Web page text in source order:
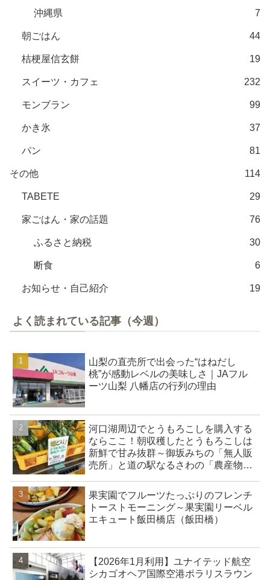
沖縄県 7
朝ごはん 44
桔梗屋信玄餅 19
スイーツ・カフェ 232
モンブラン 99
かき氷 37
パン 81
その他 114
TABETE 29
家ごはん・家の話題 76
ふるさと納税 30
断食 6
お知らせ・自己紹介 19
よく読まれている記事（今週）
山梨の直売所で出会った“はねだし
桃”が感動レベルの美味しさ｜JAフル
ーツ山梨 八幡店の行列の理由
河口湖周辺でとうもろこしを購入する
ならここ！朝収穫したとうもろこしは
新鮮で甘み抜群～御坂みちの「無人販
売所」と道の駅なるさわの「農産物直
果実園でフルーツたっぷりのフレンチ
トーストモーニング～果実園リーベル
エキュート飯田橋店（飯田橋）
【2026年1月利用】ユナイテッド航空
シカゴオヘア国際空港ポラリスラウン